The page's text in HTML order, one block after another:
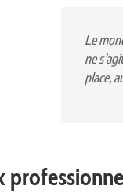
Le
ne
place,